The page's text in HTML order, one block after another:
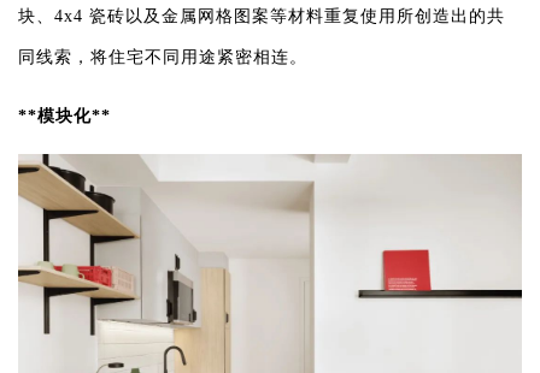
块、4x4 瓷砖以及金属网格图案等材料重复使用所创造出的共
同线索，将住宅不同用途紧密相连。
**模块化**